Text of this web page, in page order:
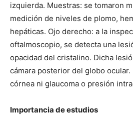
izquierda. Muestras: se tomaron
medición de niveles de plomo,
hepáticas. Ojo derecho: a la
oftalmoscopio, se detecta una
opacidad del cristalino. Dicha
cámara posterior del globo ocular.
córnea ni glaucoma o presión
Importancia de estudios